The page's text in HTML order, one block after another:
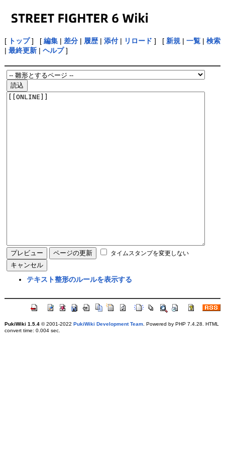
[ トップ] [ 編集| 差分| 履歴| 添付| リロード ] [ 新規| 一覧| 検索
| 最終更新| ヘルプ]
タイムスタンプを変更しない
テキスト整形のルールを表示する
PukiWiki 1.5.4© 2001-2022 PukiWiki Development Team. Powered by PHP 7.4.28. HTML
convert time: 0.004 sec.